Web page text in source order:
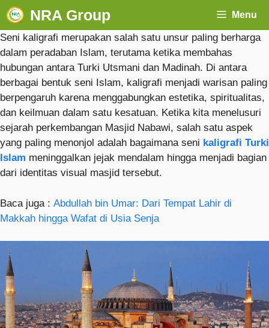
NRA Group Menu
Seni kaligrafi merupakan salah satu unsur paling berharga
dalam peradaban Islam, terutama ketika membahas
hubungan antara Turki Utsmani dan Madinah. Di antara
berbagai bentuk seni Islam, kaligrafi menjadi warisan paling
berpengaruh karena menggabungkan estetika, spiritualitas,
dan keilmuan dalam satu kesatuan. Ketika kita menelusuri
sejarah perkembangan Masjid Nabawi, salah satu aspek
yang paling menonjol adalah bagaimana seni kaligrafi Turki
Islam meninggalkan jejak mendalam hingga menjadi bagian
dari identitas visual masjid tersebut.
Baca juga : Abdullah bin Umar: Dari Tempat Lahir di
Makkah hingga Wafat di Usia Senja